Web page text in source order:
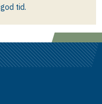
god tid.